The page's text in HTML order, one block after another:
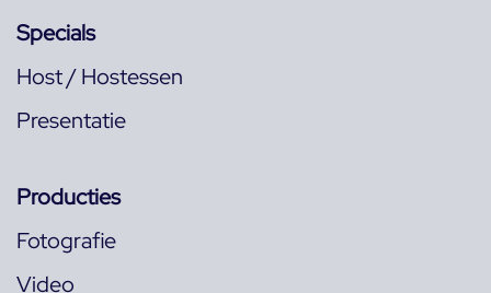
Specials
Host / Hostessen
Presentatie
Producties
Fotografie
Video